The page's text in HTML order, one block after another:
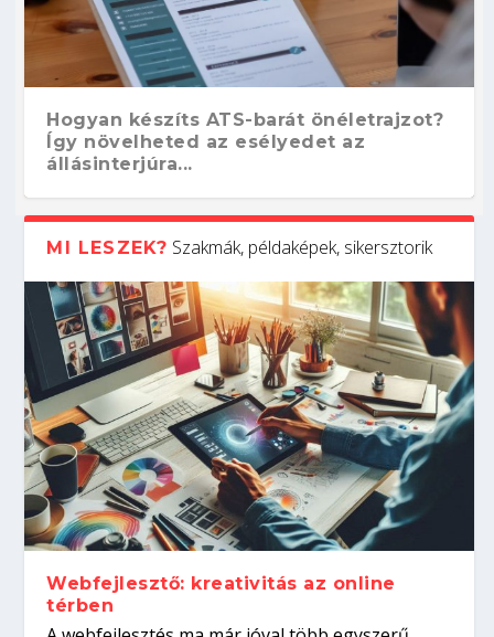
Hogyan készíts ATS-barát önéletrajzot?
Így növelheted az esélyedet az
állásinterjúra...
Kitalálod, mire használják ezeket a
gépeket?
Nem sikerült az egyetemi felvételi?
Tanulj szakmát!
Szoftverfejlesztő: verseny kódban –
amikor néhány sor program dönti el a
világversenyt...
Digitális detox – hogyan kapcsolódj ki
telefon nélkül?
MI LESZEK? Szakmák, példaképek, sikersztorik
Webfejlesztő: kreativitás az online
térben